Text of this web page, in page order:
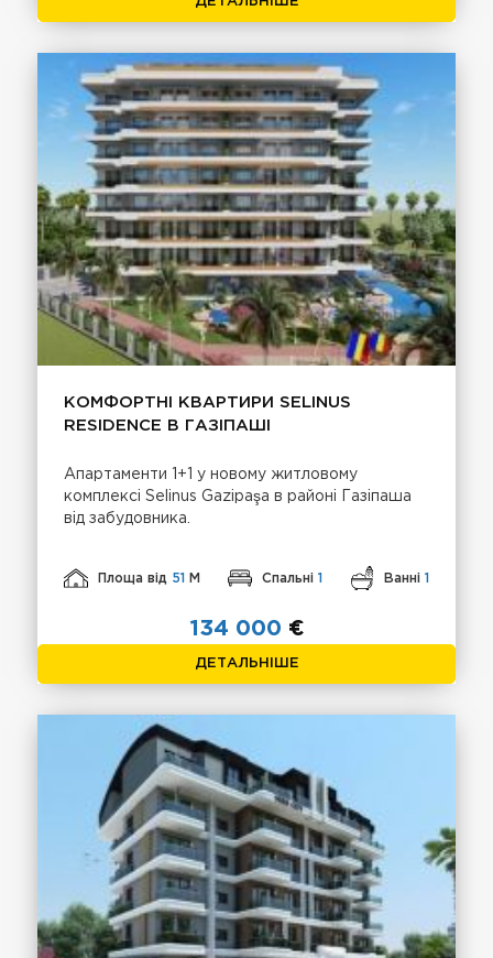
КОМФОРТНІ КВАРТИРИ SELINUS
RESIDENCE В ГАЗІПАШІ
Апартаменти 1+1 у новому житловому
комплексі Selinus Gazipaşa в районі Газіпаша
від забудовника.
Площа від 51 М Спальні 1 Ванні 1
134 000 €
ДЕТАЛЬНІШЕ